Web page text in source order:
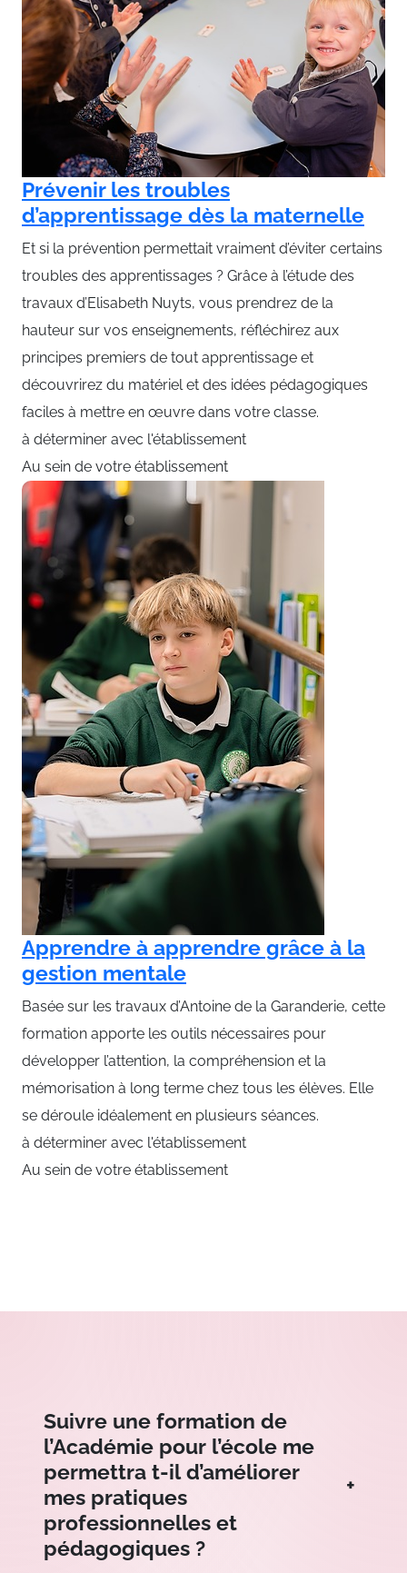
Prévenir les troubles
d’apprentissage dès la maternelle
Et si la prévention permettait vraiment d’éviter certains
troubles des apprentissages ? Grâce à l’étude des
travaux d’Elisabeth Nuyts, vous prendrez de la
hauteur sur vos enseignements, réfléchirez aux
principes premiers de tout apprentissage et
découvrirez du matériel et des idées pédagogiques
faciles à mettre en œuvre dans votre classe.
à déterminer avec l'établissement
Au sein de votre établissement
Apprendre à apprendre grâce à la
gestion mentale
Basée sur les travaux d’Antoine de la Garanderie, cette
formation apporte les outils nécessaires pour
développer l’attention, la compréhension et la
mémorisation à long terme chez tous les élèves. Elle
se déroule idéalement en plusieurs séances.
à déterminer avec l'établissement
Au sein de votre établissement
Suivre une formation de
l’Académie pour l’école me
permettra t-il d’améliorer
mes pratiques
professionnelles et
pédagogiques ?
+